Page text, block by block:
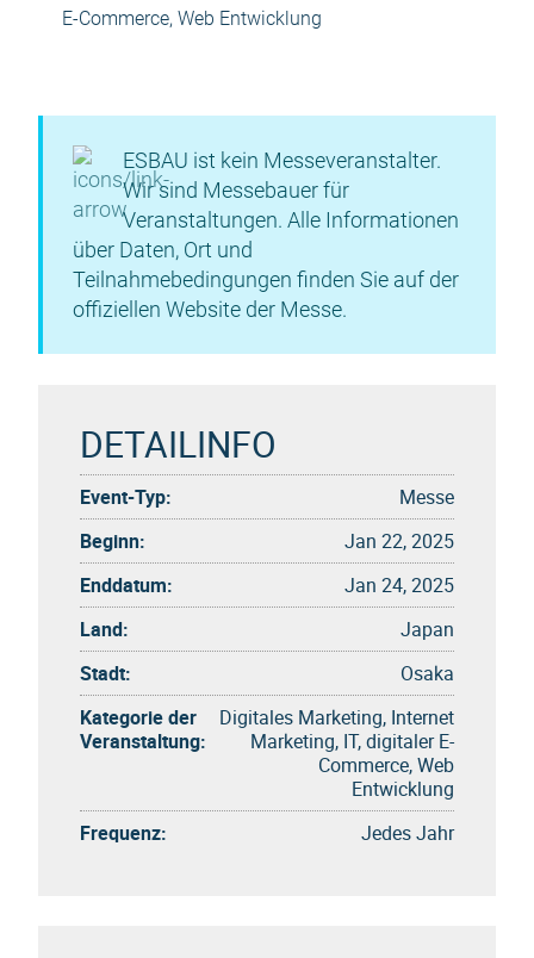
E-Commerce, Web Entwicklung
ESBAU ist kein Messeveranstalter.
Wir sind Messebauer für
Veranstaltungen. Alle Informationen
über Daten, Ort und
Teilnahmebedingungen finden Sie auf der
offiziellen Website der Messe.
DETAILINFO
Event-Typ:
Messe
Beginn:
Jan 22, 2025
Enddatum:
Jan 24, 2025
Land:
Japan
Stadt:
Osaka
Kategorie der
Veranstaltung:
Digitales Marketing, Internet
Marketing, IT, digitaler E-
Commerce, Web
Entwicklung
Frequenz:
Jedes Jahr